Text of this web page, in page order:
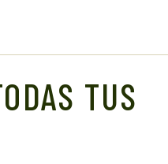
TUS